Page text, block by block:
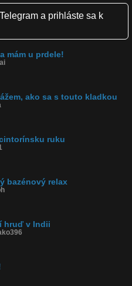
a prihláste sa k
mám u prdele!
ako sa s touto kladkou
ruku
bazénový relax
hruď v Indii